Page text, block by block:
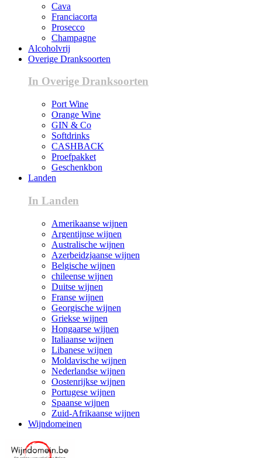
Cava
Franciacorta
Prosecco
Champagne
Alcoholvrij
Overige Dranksoorten
In Overige Dranksoorten
Port Wine
Orange Wine
GIN & Co
Softdrinks
CASHBACK
Proefpakket
Geschenkbon
Landen
In Landen
Amerikaanse wijnen
Argentijnse wijnen
Australische wijnen
Azerbeidzjaanse wijnen
Belgische wijnen
chileense wijnen
Duitse wijnen
Franse wijnen
Georgische wijnen
Griekse wijnen
Hongaarse wijnen
Italiaanse wijnen
Libanese wijnen
Moldavische wijnen
Nederlandse wijnen
Oostenrijkse wijnen
Portugese wijnen
Spaanse wijnen
Zuid-Afrikaanse wijnen
Wijndomeinen